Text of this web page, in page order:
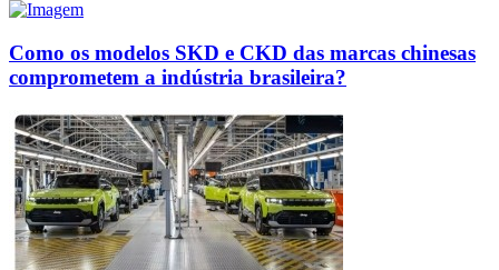
Como os modelos SKD e CKD das marcas chinesas
comprometem a indústria brasileira?